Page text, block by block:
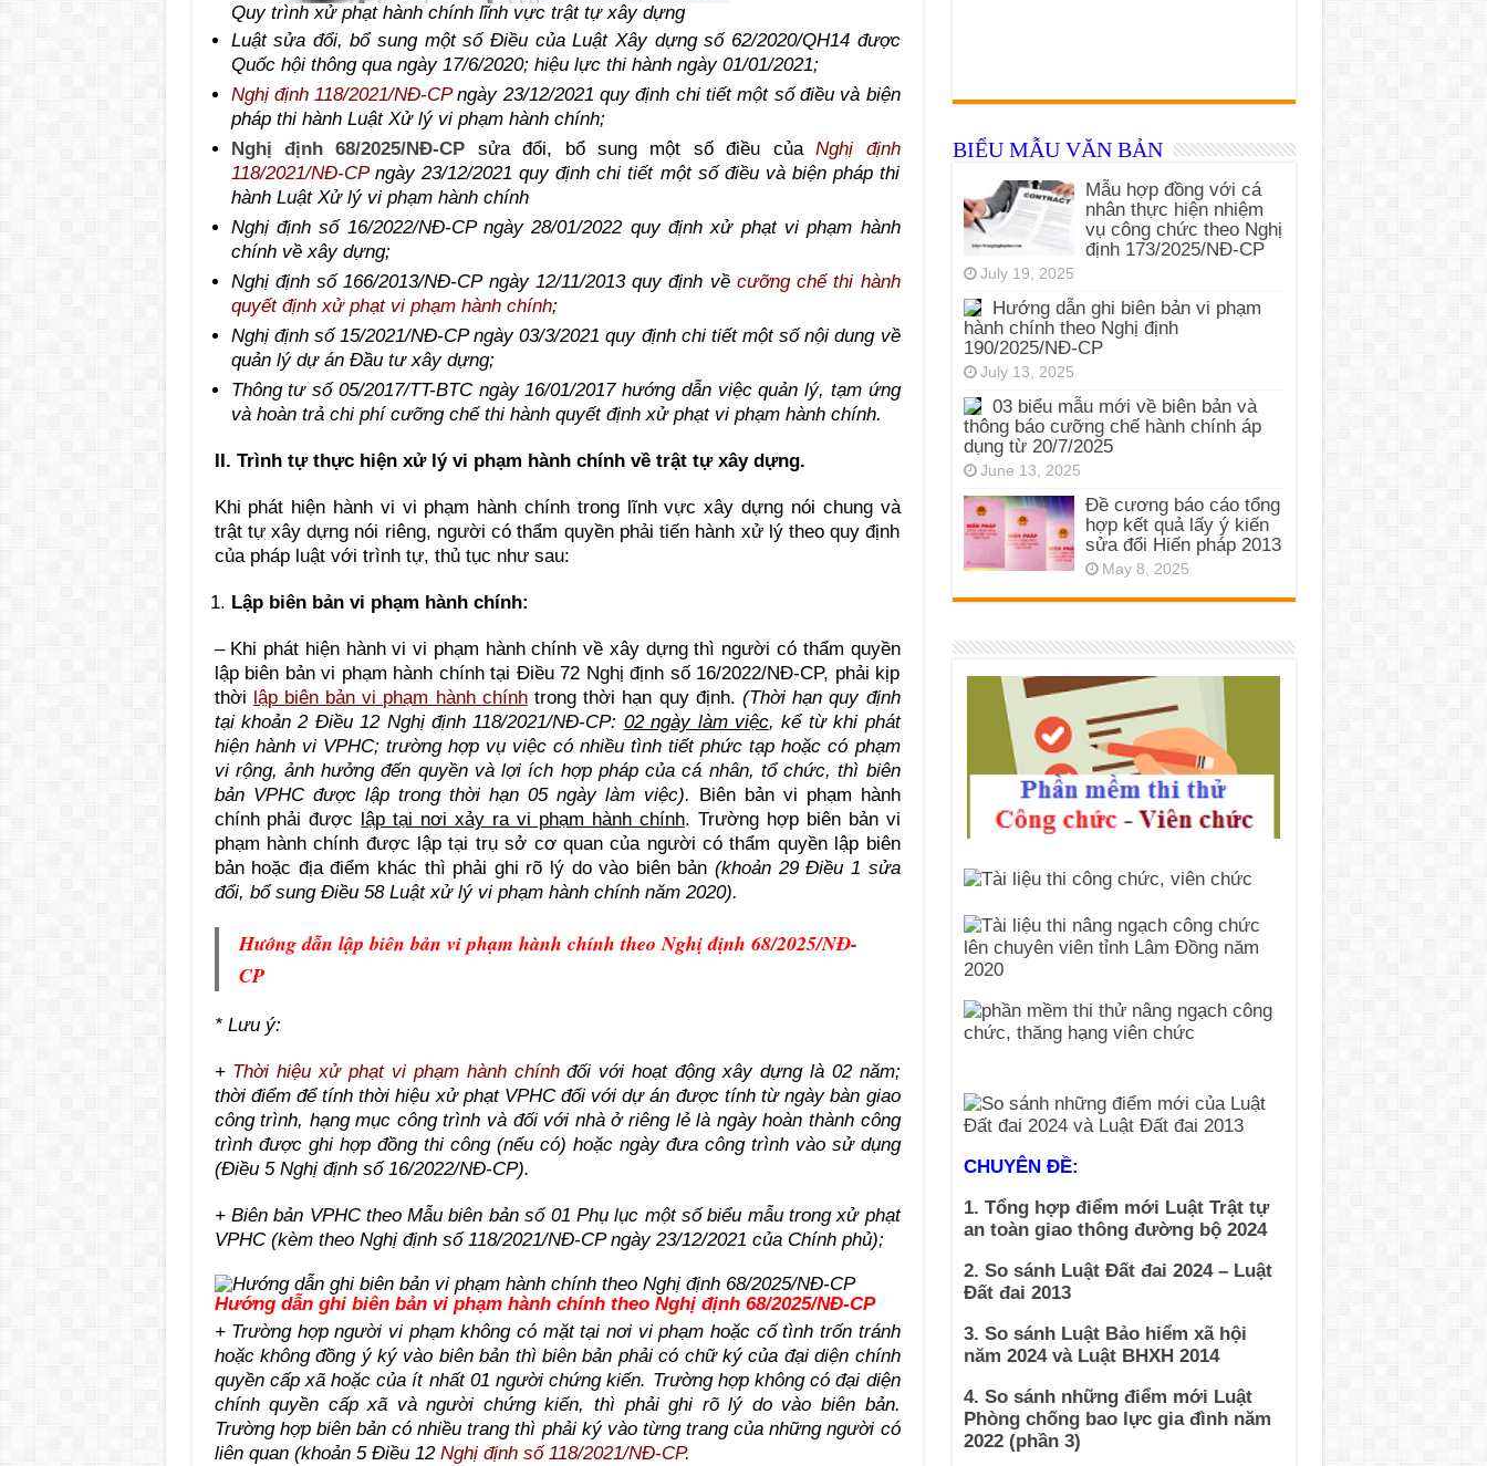
Quy trình xử phạt hành chính lĩnh vực trật tự xây dựng
Luật sửa đổi, bổ sung một số Điều của Luật Xây dựng số 62/2020/QH14 được
Quốc hội thông qua ngày 17/6/2020; hiệu lực thi hành ngày 01/01/2021;
Nghị định 118/2021/NĐ-CPngày 23/12/2021 quy định chi tiết một số điều và biện
pháp thi hành Luật Xử lý vi phạm hành chính;
Nghị định 68/2025/NĐ-CP sửa đổi, bổ sung một số điều củaNghị định
118/2021/NĐ-CPngày 23/12/2021 quy định chi tiết một số điều và biện pháp thi
hành Luật Xử lý vi phạm hành chính
Nghị định số 16/2022/NĐ-CP ngày 28/01/2022 quy định xử phạt vi phạm hành
chính về xây dựng;
Nghị định số 166/2013/NĐ-CP ngày 12/11/2013 quy định vềcưỡng chế thi hành
quyết định xử phạt vi phạm hành chính;
Nghị định số 15/2021/NĐ-CP ngày 03/3/2021 quy định chi tiết một số nội dung về
quản lý dự án Đầu tư xây dựng;
Thông tư số 05/2017/TT-BTC ngày 16/01/2017 hướng dẫn việc quản lý, tạm ứng
và hoàn trả chi phí cưỡng chế thi hành quyết định xử phạt vi phạm hành chính.
II. Trình tự thực hiện xử lý vi phạm hành chính về trật tự xây dựng.
Khi phát hiện hành vi vi phạm hành chính trong lĩnh vực xây dựng nói chung và
trật tự xây dựng nói riêng, người có thẩm quyền phải tiến hành xử lý theo quy định
của pháp luật với trình tự, thủ tục như sau:
Lập biên bản vi phạm hành chính:
– Khi phát hiện hành vi vi phạm hành chính về xây dựng thì người có thẩm quyền
lập biên bản vi phạm hành chính tại Điều 72 Nghị định số 16/2022/NĐ-CP, phải kịp
thời lập biên bản vi phạm hành chínhtrong thời hạn quy định. (Thời hạn quy định
tại khoản 2 Điều 12 Nghị định 118/2021/NĐ-CP: 02 ngày làm việc, kể từ khi phát
hiện hành vi VPHC; trường hợp vụ việc có nhiều tình tiết phức tạp hoặc có phạm
vi rộng, ảnh hưởng đến quyền và lợi ích hợp pháp của cá nhân, tổ chức, thì biên
bản VPHC được lập trong thời hạn 05 ngày làm việc). Biên bản vi phạm hành
chính phải được lập tại nơi xảy ra vi phạm hành chính. Trường hợp biên bản vi
phạm hành chính được lập tại trụ sở cơ quan của người có thẩm quyền lập biên
bản hoặc địa điểm khác thì phải ghi rõ lý do vào biên bản(khoản 29 Điều 1 sửa
đổi, bổ sung Điều 58 Luật xử lý vi phạm hành chính năm 2020).
Hướng dẫn lập biên bản vi phạm hành chính theo Nghị định 68/2025/NĐ-
CP
* Lưu ý:
+ Thời hiệu xử phạt vi phạm hành chínhđối với hoạt động xây dựng là 02 năm;
thời điểm để tính thời hiệu xử phạt VPHC đối với dự án được tính từ ngày bàn giao
công trình, hạng mục công trình và đối với nhà ở riêng lẻ là ngày hoàn thành công
trình được ghi hợp đồng thi công (nếu có) hoặc ngày đưa công trình vào sử dụng
(Điều 5 Nghị định số 16/2022/NĐ-CP).
+ Biên bản VPHC theo Mẫu biên bản số 01 Phụ lục một số biểu mẫu trong xử phạt
VPHC (kèm theo Nghị định số 118/2021/NĐ-CP ngày 23/12/2021 của Chính phủ);
Hướng dẫn ghi biên bản vi phạm hành chính theo Nghị định 68/2025/NĐ-CP
+ Trường hợp người vi phạm không có mặt tại nơi vi phạm hoặc cố tình trốn tránh
hoặc không đồng ý ký vào biên bản thì biên bản phải có chữ ký của đại diện chính
quyền cấp xã hoặc của ít nhất 01 người chứng kiến. Trường hợp không có đại diện
chính quyền cấp xã và người chứng kiến, thì phải ghi rõ lý do vào biên bản.
Trường hợp biên bản có nhiều trang thì phải ký vào từng trang của những người có
liên quan (khoản 5 Điều 12Nghị định số 118/2021/NĐ-CP.
BIỂU MẪU VĂN BẢN
Mẫu hợp đồng với cá
nhân thực hiện nhiệm
vụ công chức theo Nghị
định 173/2025/NĐ-CP
July 19, 2025
Hướng dẫn ghi biên bản vi phạm
hành chính theo Nghị định
190/2025/NĐ-CP
July 13, 2025
03 biểu mẫu mới về biên bản và
thông báo cưỡng chế hành chính áp
dụng từ 20/7/2025
June 13, 2025
Đề cương báo cáo tổng
hợp kết quả lấy ý kiến
sửa đổi Hiến pháp 2013
May 8, 2025
CHUYÊN ĐỀ:
1. Tổng hợp điểm mới Luật Trật tự
an toàn giao thông đường bộ 2024
2. So sánh Luật Đất đai 2024 – Luật
Đất đai 2013
3. So sánh Luật Bảo hiểm xã hội
năm 2024 và Luật BHXH 2014
4. So sánh những điểm mới Luật
Phòng chống bao lực gia đình năm
2022 (phần 3)